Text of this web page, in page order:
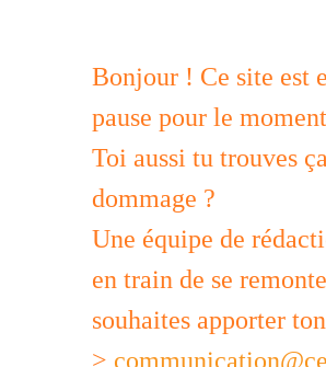
Bonjour ! Ce site est
pause pour le
Toi aussi tu trouves
dommage ?
Une équipe de
en train de se
souhaites apporter
>